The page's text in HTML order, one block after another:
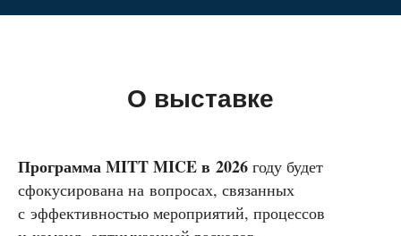
О выставке
Программа MITT MICE в 2026 году будет
сфокусирована на вопросах, связанных
с эффективностью мероприятий, процессов